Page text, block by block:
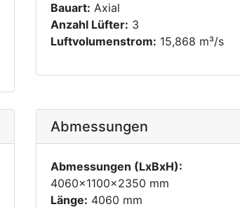
Bauart: Axial
Anzahl Lüfter: 3
Luftvolumenstrom: 15,868 m³/s
Abmessungen
Abmessungen (LxBxH):
4060x1100x2350 mm
Länge: 4060 mm